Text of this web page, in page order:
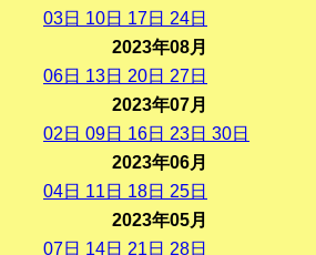
03日 10日 17日 24日
2023年08月
06日 13日 20日 27日
2023年07月
02 日 09日 16日 23日 30日
2023年06月
04日 11 日 18日 25日
2023年05月
07日 14日 21 日 28日